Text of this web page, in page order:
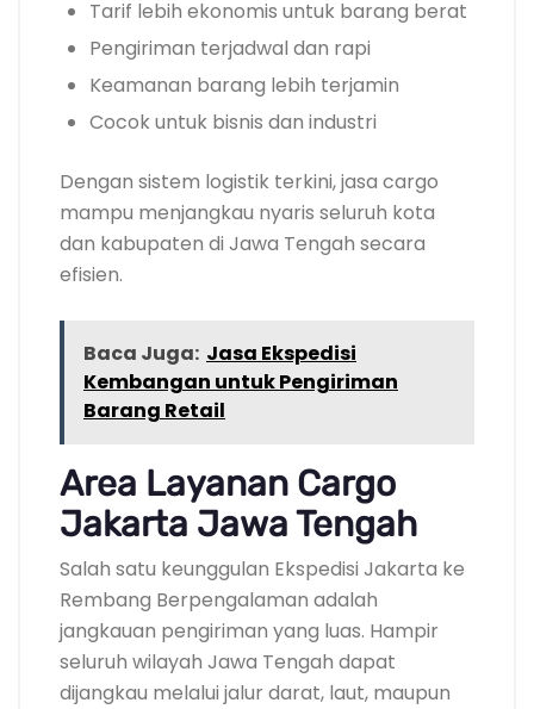
Tarif lebih ekonomis untuk barang berat
Pengiriman terjadwal dan rapi
Keamanan barang lebih terjamin
Cocok untuk bisnis dan industri
Dengan sistem logistik terkini, jasa cargo
mampu menjangkau nyaris seluruh kota
dan kabupaten di Jawa Tengah secara
efisien.
Baca Juga: Jasa Ekspedisi
Kembangan untuk Pengiriman
Barang Retail
Area Layanan Cargo
Jakarta Jawa Tengah
Salah satu keunggulan Ekspedisi Jakarta ke
Rembang Berpengalaman adalah
jangkauan pengiriman yang luas. Hampir
seluruh wilayah Jawa Tengah dapat
dijangkau melalui jalur darat, laut, maupun